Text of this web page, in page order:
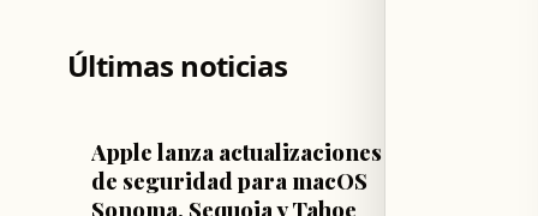
Últimas noticias
TECNOLOGÍA Y CIENCIA
Apple lanza actualizaciones
de seguridad para macOS
Sonoma, Sequoia y Tahoe